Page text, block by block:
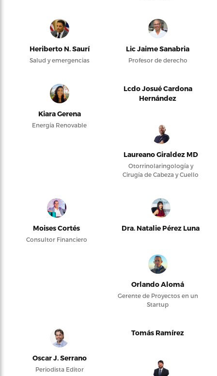
Heriberto N. Saurí
Salud y emergencias
Lic Jaime Sanabria
Profesor de derecho
Kiara Gerena
Energía Renovable
Lcdo Josué Cardona
Hernández
Laureano Giraldez MD
Otorrinolaringología y
Cirugía de Cabeza y Cuello
Moises Cortés
Consultor Financiero
Dra. Natalie Pérez Luna
Orlando Alomá
Gerente de Proyectos en un
Startup
Oscar J. Serrano
Periodista Editor
Tomás Ramírez